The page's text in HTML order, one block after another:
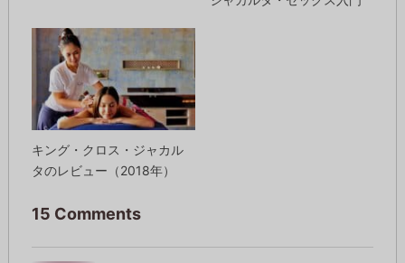
キング・クロス・ジャカル
タのレビュー（2018年）
15 Comments